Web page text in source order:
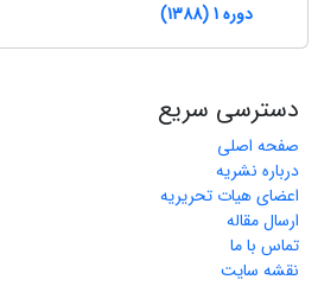
دوره 1 (1388)
دسترسی سریع
صفحه اصلی
درباره نشریه
اعضای هیات تحریریه
ارسال مقاله
تماس با ما
نقشه سایت